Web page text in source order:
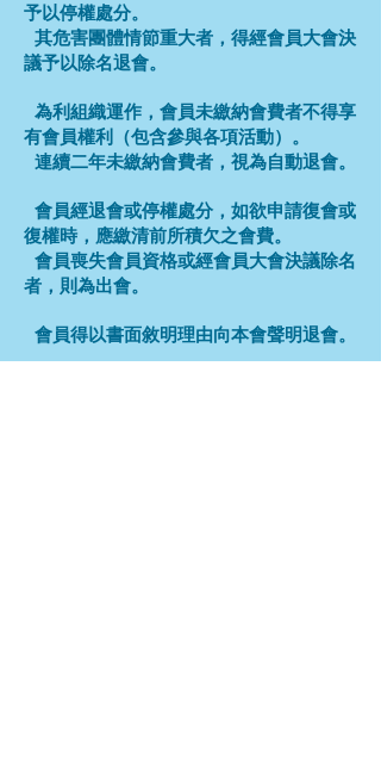
予以停權處分。
其危害團體情節重大者，得經會員大會決
議予以除名退會。
為利組織運作，會員未繳納會費者不得享
有會員權利（包含參與各項活動）。
連續二年未繳納會費者，視為自動退會。
會員經退會或停權處分，如欲申請復會或
復權時，應繳清前所積欠之會費。
會員喪失會員資格或經會員大會決議除名
者，則為出會。
會員得以書面敘明理由向本會聲明退會。